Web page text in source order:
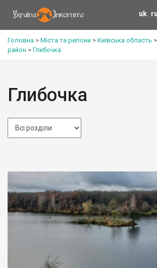
uk ru
Головна > Міста та регіони > Київська область >
район > Глибочка
Глибочка